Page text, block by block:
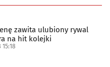
zawita ulubiony rywal
na hit kolejki